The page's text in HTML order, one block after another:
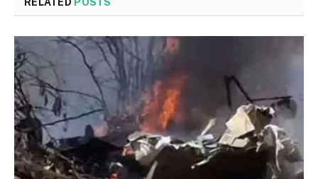
RELATED POSTS